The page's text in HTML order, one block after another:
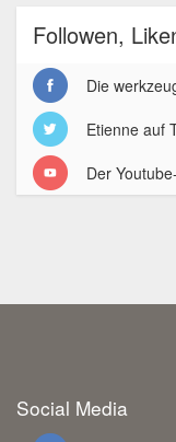
Followen,
Die
Etienne auf
Der
Social Media